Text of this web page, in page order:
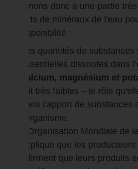
Revenons donc a une partie
apports de minéraux de l'eau
biodisponibilité :
Les quantités de substances
essentielles dissoutes dans
calcium, magnésium et
fait très faibles – le rôle
dans l’apport de
l’organisme.
L'Organisation Mondiale de
explique que les
affirment que leurs produits